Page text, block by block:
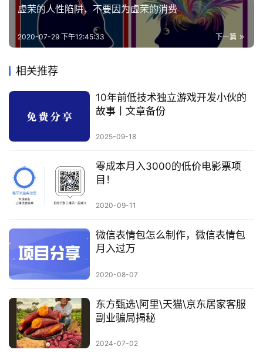
虚荣的人性陷阱，不要因为虚荣的消费
下一篇
2020-07-29 下午12:45:33
相关推荐
10年前低技术独立游戏开发小伙的
故事丨文章备份
2025-09-18
零成本月入3000的低价电影票项
目！
2020-09-11
微信表情包怎么制作，微信表情包
月入过万
2020-08-07
东方甄选\阿里\天猫\京东居家客服
副业骗局揭秘
2024-07-02